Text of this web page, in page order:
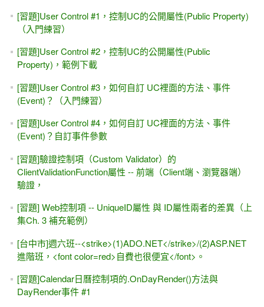
[習題]User Control #1，控制UC的公開屬性(Public Property)
（入門練習）
[習題]User Control #2，控制UC的公開屬性(Public
Property)，範例下載
[習題]User Control #3，如何自訂 UC裡面的方法、事件
(Event)？（入門練習）
[習題]User Control #4，如何自訂 UC裡面的方法、事件
(Event)？自訂事件參數
[習題]驗證控制項（Custom Validator）的
ClientValidationFunction屬性 -- 前端（Client端、瀏覽器端）
驗證，
[習題] Web控制項 -- UniqueID屬性 與 ID屬性兩者的差異（上
集Ch. 3 補充範例）
[台中市]週六班--<strike>(1)ADO.NET</strike>/(2)ASP.NET
進階班，<font color=red>自費也很便宜</font>。
[習題]Calendar日曆控制項的.OnDayRender()方法與
DayRender事件 #1